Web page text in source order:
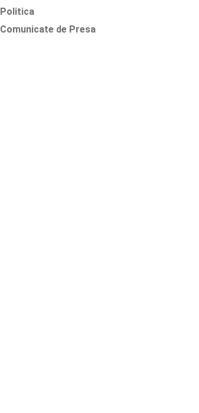
Politica
Comunicate de Presa